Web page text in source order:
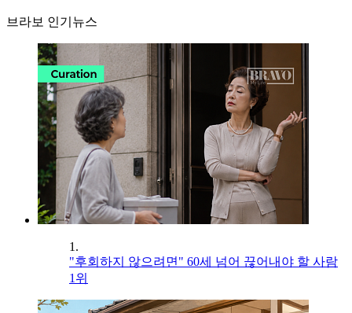
브라보 인기뉴스
1.
"후회하지 않으려면" 60세 넘어 끊어내야 할 사람
1위